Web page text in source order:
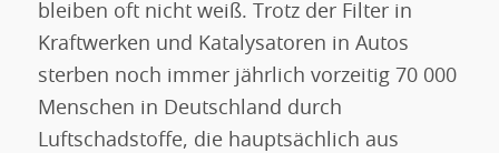
bleiben oft nicht weiß. Trotz der Filter in
Kraftwerken und Katalysatoren in Autos
sterben noch immer jährlich vorzeitig 70 000
Menschen in Deutschland durch
Luftschadstoffe, die hauptsächlich aus